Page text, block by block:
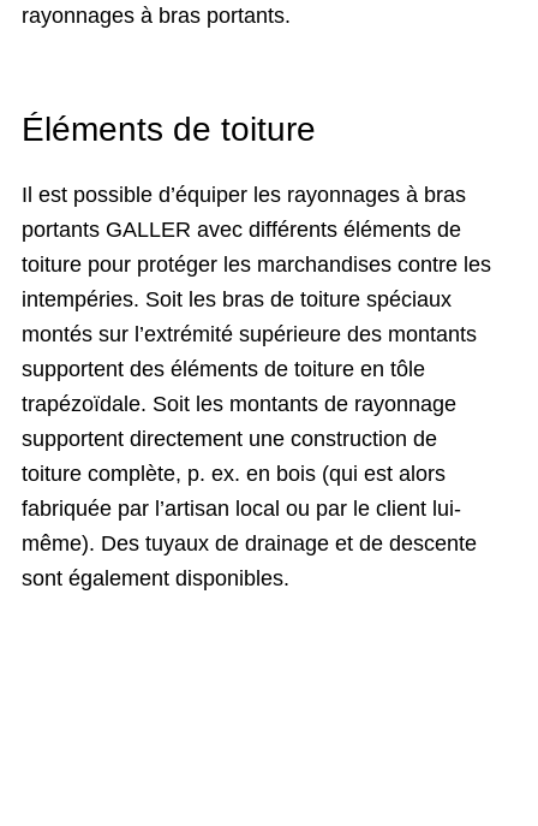
rayonnages à bras portants.
Éléments de toiture
Il est possible d’équiper les rayonnages à bras
portants GALLER avec différents éléments de
toiture pour protéger les marchandises contre les
intempéries. Soit les bras de toiture spéciaux
montés sur l’extrémité supérieure des montants
supportent des éléments de toiture en tôle
trapézoïdale. Soit les montants de rayonnage
supportent directement une construction de
toiture complète, p. ex. en bois (qui est alors
fabriquée par l’artisan local ou par le client lui-
même). Des tuyaux de drainage et de descente
sont également disponibles.